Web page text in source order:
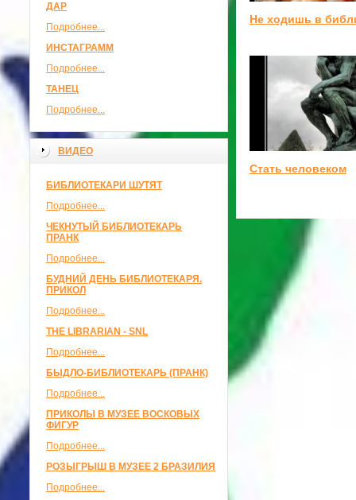
ДАР
Подробнее...
ИНСТАГРАММ
Подробнее...
ТАНЕЦ
Подробнее...
ВИДЕО
БИБЛИОТЕКАРИ ШУТЯТ
Подробнее...
ЧЕКНУТЫЙ БИБЛИОТЕКАРЬ
ПРАНК
Подробнее...
БУДНИЙ ДЕНЬ БИБЛИОТЕКАРЯ.
ПРИКОЛ
Подробнее...
THE LIBRARIAN - SNL
Подробнее...
БЫДЛО-БИБЛИОТЕКАРЬ (ПРАНК)
Подробнее...
ПРИКОЛЫ В МУЗЕЕ ВОСКОВЫХ
ФИГУР
Подробнее...
РОЗЫГРЫШ В МУЗЕЕ 2 БРАЗИЛИЯ
Подробнее...
Не ходишь в
Стать человеком